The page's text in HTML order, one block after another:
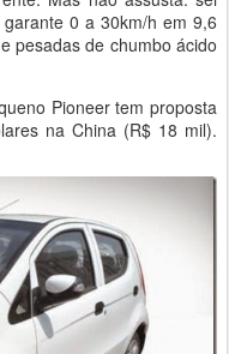
0 a 30km/h em 9,6
pesadas de chumbo ácido
Pioneer tem proposta
na China (R$ 18 mil).